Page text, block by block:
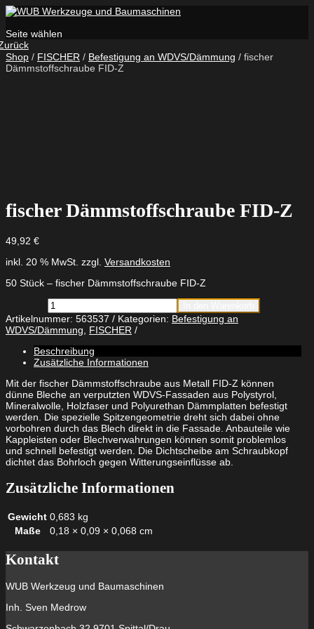
Seite wählen
Shop / FISCHER / Befestigung an WDVS/Dämmung / fischer
Dämmstoffschraube FID-Z
fischer Dämmstoffschraube FID-Z
49,92 €
inkl. 20 % MwSt. zzgl. Versandkosten
50 Stück – fischer Dämmstoffschraube FID-Z
fischer
Dämmstoffschraube
FID-
Z
Menge
Artikelnummer: 563537 Kategorien: Befestigung an
WDVS/Dämmung
FISCHER
Beschreibung
Zusätzliche Informationen
Mit der fischer Dämmstoffschraube aus Metall FID-Z können
dünne Bleche an verputzten WDVS-Fassaden aus Polystyrol,
Mineralwolle, Holzfaser und Polyurethan Dämmplatten befestigt
werden. Die spezielle Spitzengeometrie dreht sich dabei ohne
vorbohren durch das Blech direkt in die Fassade. Anbauteile wie
Kappleisten oder Blechverwahrungen können somit problemlos
und schnell befestigt werden. Die Dichtscheibe am Schraubkopf
dichtet das Bohrloch gegen Witterungseinflüsse ab.
Zusätzliche Informationen
Gewicht 0,683 kg
Maße
0,18 × 0,09 × 0,068 cm
Kontakt
WUB Werkzeug und Baumaschinen
Inh. Sven Medrow